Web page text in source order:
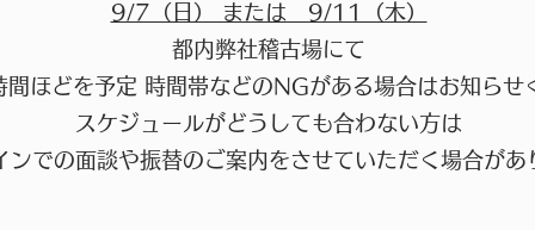
9/7（日） または 9/11（木）
都内弊社稽古場にて
ほどを予定 時間帯などのNGがある場合はお知らせ
スケジュールがどうしても合わない方は
ンでの面談や振替のご案内をさせていただく場合があ